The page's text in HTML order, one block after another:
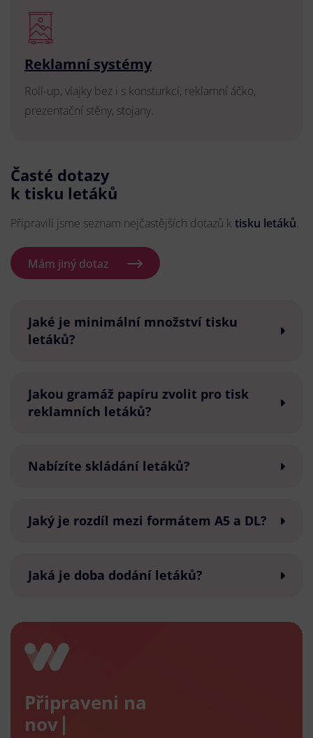
Reklamní systémy
Roll-up, vlajky bez i s konsturkcí, reklamní áčko,
prezentační stěny, stojany.
Časté dotazy
k tisku letáků
Připravili jsme seznam nejčastějších dotazů k tisku letáků.
Mám jiný dotaz
Jaké je minimální množství tisku
letáků?
Jakou gramáž papíru zvolit pro tisk
reklamních letáků?
Nabízíte skládání letáků?
Jaký je rozdíl mezi formátem A5 a DL?
Jaká je doba dodání letáků?
Připraveni na
nový e-sh